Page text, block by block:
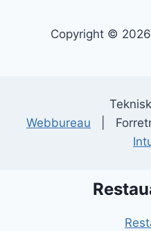
Copyright ©
Webbureau |